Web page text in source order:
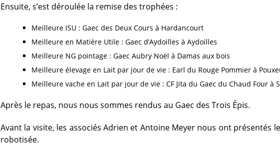
Ensuite, s’est déroulée la remise des trophées :
Meilleure ISU : Gaec des Deux Cours à Hardancourt
Meilleure en Matière Utile : Gaec d’Aydoilles à Aydoilles
Meilleure NG pointage : Gaec Aubry Noël à Damas aux bois
Meilleure élevage en Lait par jour de vie : Earl du Rouge Pommier à
Meilleure vache en Lait par jour de vie : CF Jita du Gaec du Chaud Four à
Après le repas, nous nous sommes rendus au Gaec des Trois Épis.
Avant la visite, les associés Adrien et Antoine Meyer nous ont présentés
robotisée.